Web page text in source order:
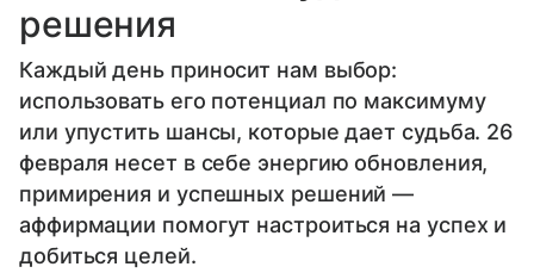
решения
Каждый день приносит нам выбор:
использовать его потенциал по максимуму
или упустить шансы, которые дает судьба. 26
февраля несет в себе энергию обновления,
примирения и успешных решений —
аффирмации помогут настроиться на успех и
добиться целей.